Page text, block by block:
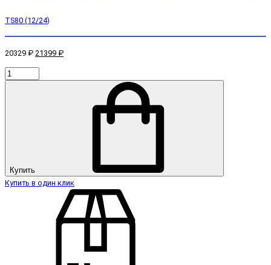
TS80 (12/24)
20329 ₽ 21399 ₽
Купить
Купить в один клик